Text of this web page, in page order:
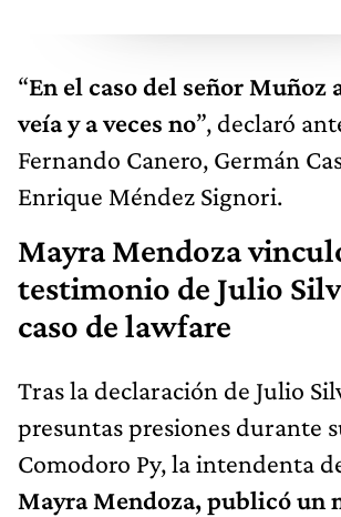
“En el caso del señor Muñoz
veía y a veces no”, declaró
Fernando Canero, Germán
Enrique Méndez Signori.
Mayra Mendoza
testimonio de Julio
caso de lawfare
Tras la declaración de Julio
presuntas presiones durante
Comodoro Py, la intendenta
Mayra Mendoza, publicó un